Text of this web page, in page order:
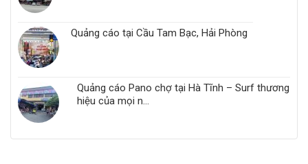
Quảng cáo tại Cầu Tam Bạc, Hải Phòng
Quảng cáo Pano chợ tại Hà Tĩnh – Surf thương
hiệu của mọi n...